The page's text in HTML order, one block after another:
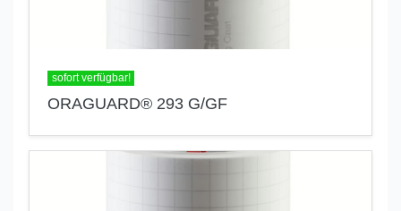
sofort verfügbar!
ORAGUARD® 293 G/GF